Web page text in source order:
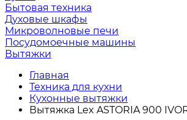
Бытовая техника
Духовые шкафы
Микроволновые печи
Посудомоечные машины
Вытяжки
Главная
Техника для кухни
Кухонные вытяжки
Вытяжка Lex ASTORIA 900